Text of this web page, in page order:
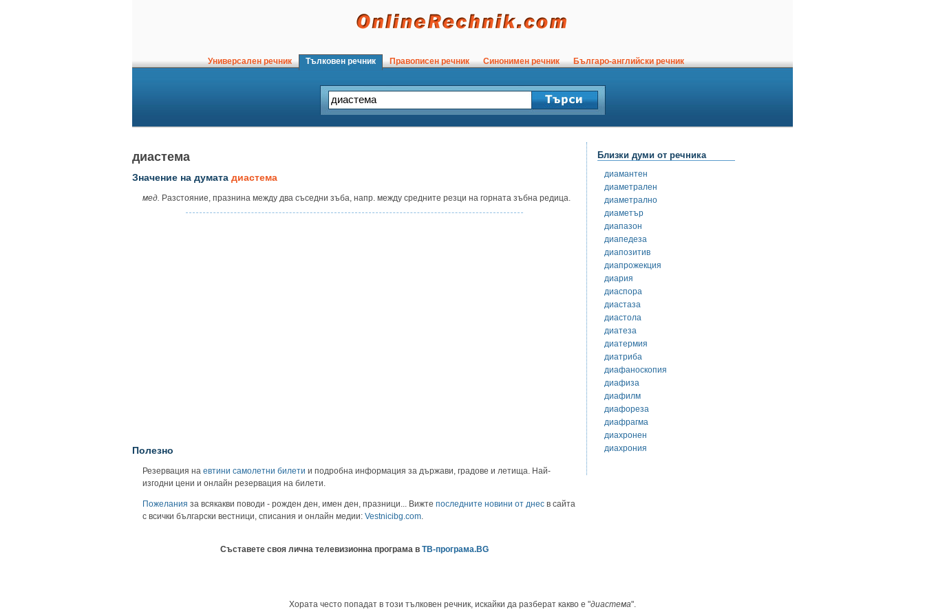
Универсален речник Тълковен речник Правописен речник Синонимен речник Българо-английски речник
диастема
Значение на думата диастема
мед. Разстояние, празнина между два съседни зъба, напр. между средните резци на горната зъбна редица.
Полезно
Резервация на евтини самолетни билети и подробна информация за държави, градове и летища. Най-
изгодни цени и онлайн резервация на билети.
Пожелания за всякакви поводи - рожден ден, имен ден, празници... Вижте последните новини от днес в сайта
с всички български вестници, списания и онлайн медии: Vestnicibg.com
Съставете своя лична телевизионна програма в ТВ-програма.BG
Близки думи от речника
диамантен
диаметрален
диаметрално
диаметър
диапазон
диапедеза
диапозитив
диапрожекция
диария
диаспора
диастаза
диастола
диатеза
диатермия
диатриба
диафаноскопия
диафиза
диафилм
диафореза
диафрагма
диахронен
диахрония
Хората често попадат в този тълковен речник, искайки да разберат какво е "диастема".